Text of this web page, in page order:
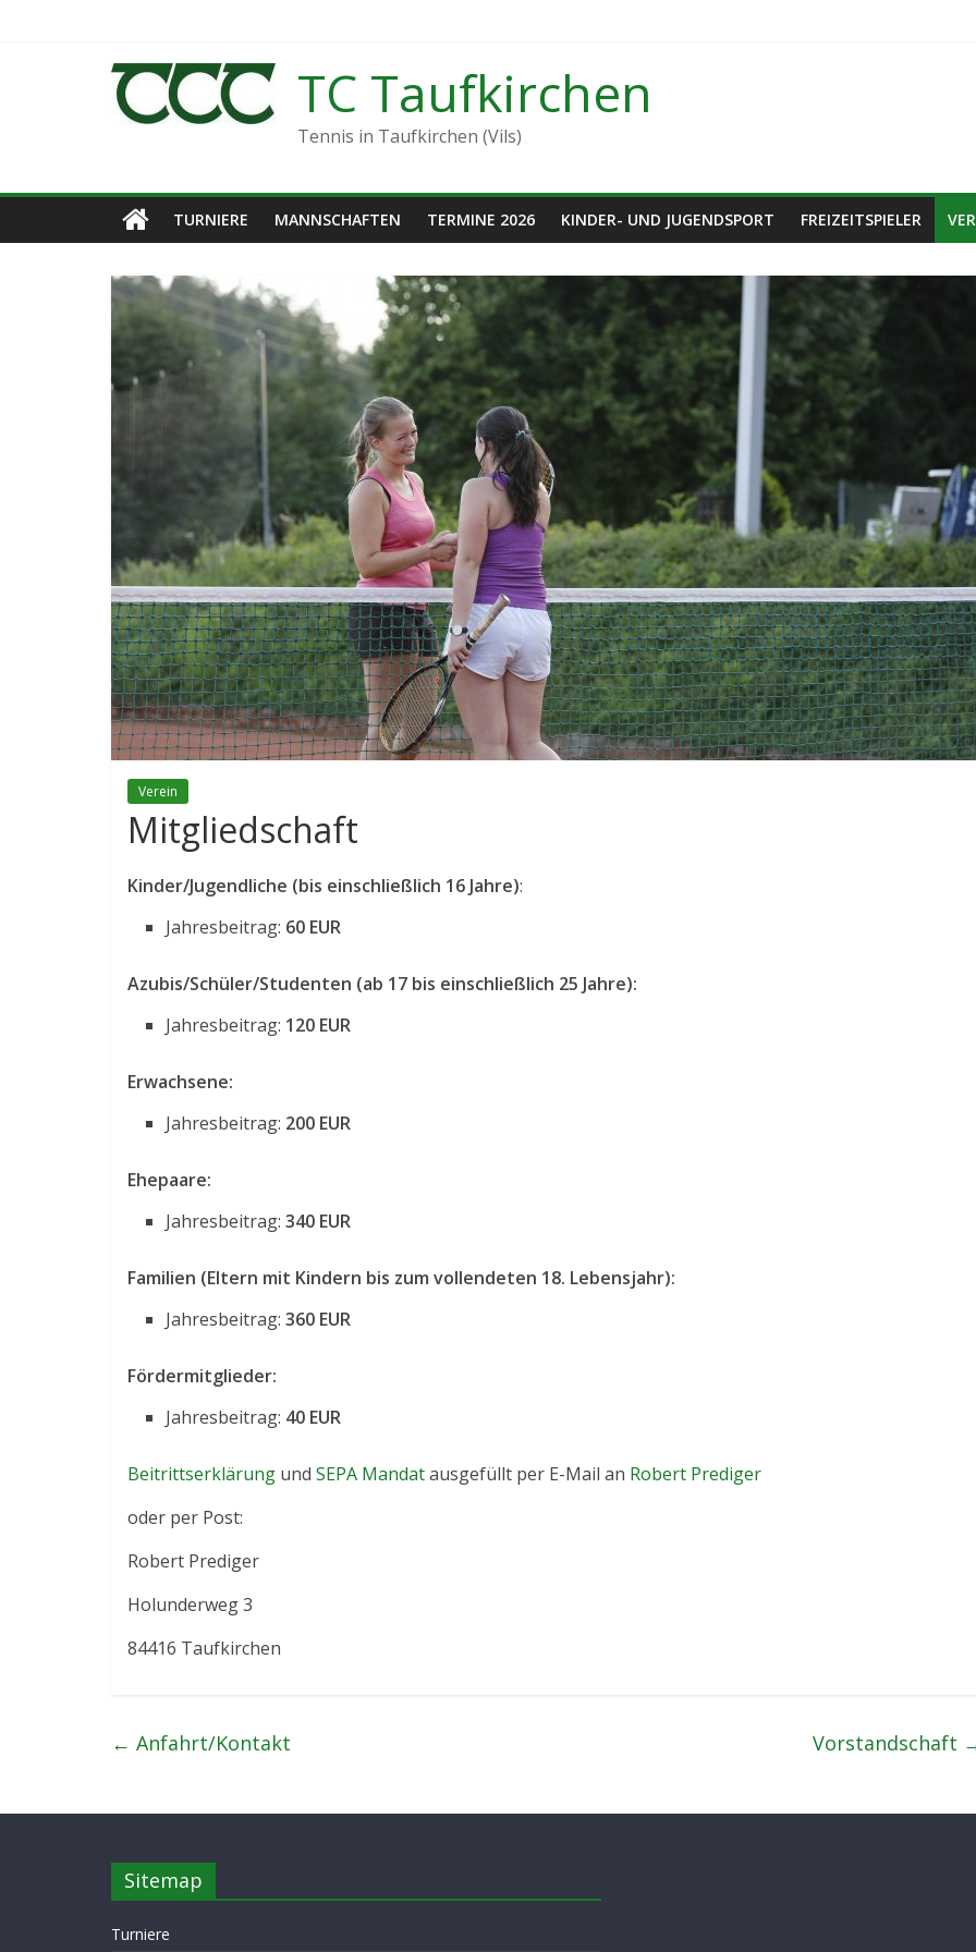
TC Taufkirchen
Tennis in Taufkirchen (Vils)
TURNIERE MANNSCHAFTEN TERMINE 2026 KINDER- UND JUGENDSPORT FREIZEITSPIELER
Verein
Mitgliedschaft
Kinder/Jugendliche (bis einschließlich 16 Jahre):
Jahresbeitrag: 60 EUR
Azubis/Schüler/Studenten (ab 17 bis einschließlich 25 Jahre):
Jahresbeitrag: 120 EUR
Erwachsene:
Jahresbeitrag: 200 EUR
Ehepaare:
Jahresbeitrag: 340 EUR
Familien (Eltern mit Kindern bis zum vollendeten 18. Lebensjahr):
Jahresbeitrag: 360 EUR
Fördermitglieder:
Jahresbeitrag: 40 EUR
Beitrittserklärung und SEPA Mandatausgefüllt per E-Mail an Robert Prediger
oder per Post:
Robert Prediger
Holunderweg 3
84416 Taufkirchen
← Anfahrt/Kontakt Vorstandschaft
Sitemap
Turniere